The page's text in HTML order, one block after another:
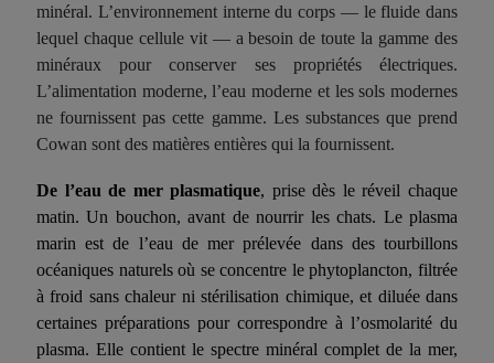
minéral. L’environnement interne du corps — le fluide dans
lequel chaque cellule vit — a besoin de toute la gamme des
minéraux pour conserver ses propriétés électriques.
L’alimentation moderne, l’eau moderne et les sols modernes
ne fournissent pas cette gamme. Les substances que prend
Cowan sont des matières entières qui la fournissent.
De l’eau de mer plasmatique, prise dès le réveil chaque
matin. Un bouchon, avant de nourrir les chats. Le plasma
marin est de l’eau de mer prélevée dans des tourbillons
océaniques naturels où se concentre le phytoplancton, filtrée
à froid sans chaleur ni stérilisation chimique, et diluée dans
certaines préparations pour correspondre à l’osmolarité du
plasma. Elle contient le spectre minéral complet de la mer,